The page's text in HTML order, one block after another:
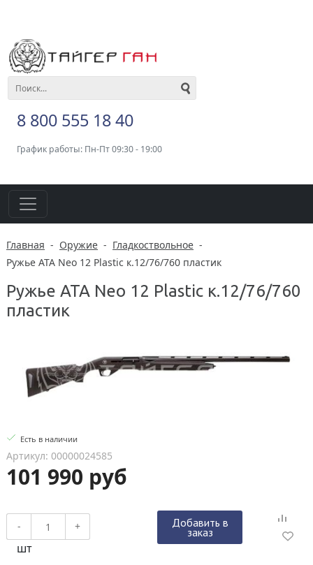
8 800 555 18 40
График работы: Пн-Пт 09:30 - 19:00
Главная - Оружие - Гладкоствольное -
Ружье ATA Neo 12 Plastiс к.12/76/760 пластик
Ружье ATA Neo 12 Plastiс к.12/76/760
пластик
Есть в наличии
Артикул: 00000024585
101 990 руб
- +
шт
Добавить в
заказ